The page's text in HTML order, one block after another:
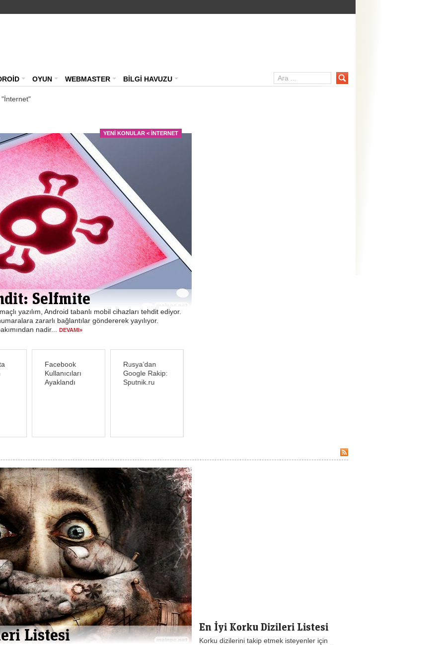
OYUN WEBMASTER BİLGİ HAVUZU
"İnternet"
YENI KONULAR < İNTERNET
Virüs
dikkat edin! Milyonlarca kişinin beğenmiş olduğu fan
tüm sosyal medya ve banka hesaplarınızı bir
dolandırıcılık olayı ile...
Facebook
Kullanıcıları
Ayaklandı
Rusya’dan
Google Rakip:
Sputnik.ru
Listesi En İyi Korku Dizileri Listesi
Korku dizilerini takip etmek isteyenler için